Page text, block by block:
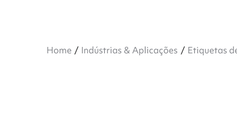
Home Indústrias & Aplicações Etiquetas